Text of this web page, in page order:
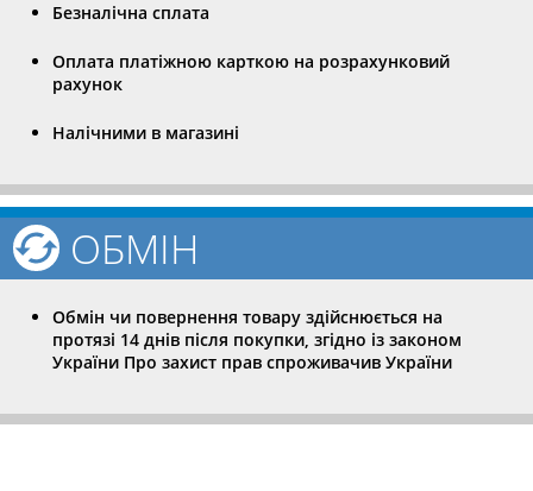
Безналічна сплата
Оплата платіжною карткою на розрахунковий
рахунок
Налічними в магазині
ОБМІН
Обмін чи повернення товару здійснюється на
протязі 14 днів після покупки, згідно із законом
України Про захист прав спроживачив України